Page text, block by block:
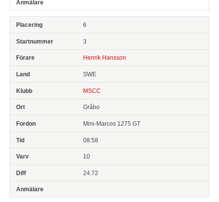
6
3
Henrik Hansson
SWE
MSCC
Gråbo
Mini-Marcos 1275 GT
08:58
10
24.72